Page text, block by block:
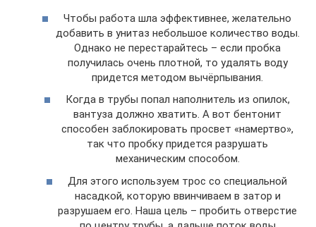
Чтобы работа шла эффективнее, желательно
добавить в унитаз небольшое количество воды.
Однако не перестарайтесь – если пробка
получилась очень плотной, то удалять воду
придется методом вычёрпывания.
Когда в трубы попал наполнитель из опилок,
вантуза должно хватить. А вот бентонит
способен заблокировать просвет «намертво»,
так что пробку придется разрушать
механическим способом.
Для этого используем трос со специальной
насадкой, которую ввинчиваем в затор и
разрушаем его. Наша цель – пробить отверстие